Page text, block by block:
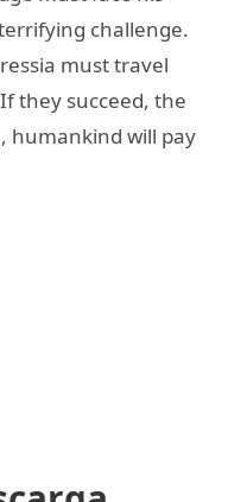
challenge.
must travel
they succeed, the
humankind will pay